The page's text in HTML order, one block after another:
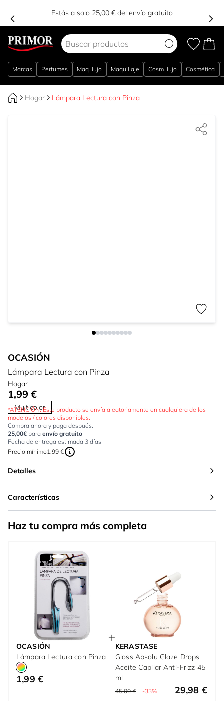
Estás a solo 25,00 € del envío gratuito
Marcas Perfumes Maq. lujo Maquillaje Cosm. lujo Cosmética
Hogar Lámpara Lectura con Pinza
OCASIÓN
Lámpara Lectura con Pinza
Hogar
1,99 €
Multicolor
*ATENCIÓN: Este producto se envía aleatoriamente en cualquiera de los
modelos / colores disponibles.
Compra ahora y paga después.
25,00€ para envío gratuito
Fecha de entrega estimada 3 días
Precio mínimo1,99 €
Detalles
Características
Haz tu compra más completa
OCASIÓN
Lámpara Lectura con Pinza
1,99 €
KERASTASE
Gloss Absolu Glaze Drops
Aceite Capilar Anti-Frizz 45
ml
45,00 € -33% 29,98 €